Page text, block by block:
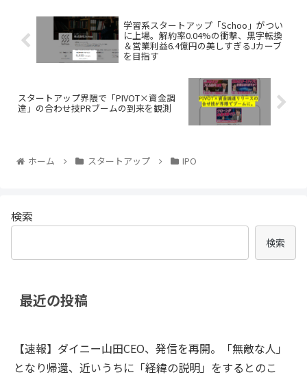
学習系スタートアップ「Schoo」がつい
に上場。解約率0.04%の衝撃、黒字転換
＆営業利益6.4億円の美しすぎるJカーブ
を目指す
スタートアップ界隈で「PIVOT×資金調
達」の合わせ技PRブームの到来を観測
ホーム スタートアップ IPO
検索
検索
最近の投稿
【速報】ダイニー山田CEO、発信を再開。「無敵な人」
となり帰還、近いうちに「経緯の説明」をするとのこ